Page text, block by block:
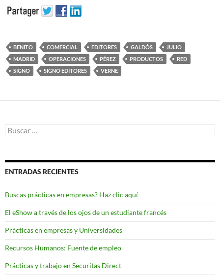
BENITO COMERCIAL EDITORES GALDÓS
JULIO
MADRID
OPERACIONES PÉREZ PRODUCTOS
RED
SIGNO
SIGNO EDITORES VERNE
Buscar:
ENTRADAS RECIENTES
Buscas prácticas en empresas? Haz clic aquí
El eShow a través de los ojos de un estudiante francés
Prácticas en empresas y Universidades
Recursos Humanos: Fuente de empleo
Prácticas y trabajo en Securitas Direct